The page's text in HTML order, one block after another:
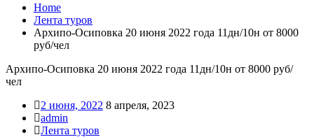
Home
Лента туров
Архипо-Осиповка 20 июня 2022 года 11дн/10н от 8000
руб/чел
Архипо-Осиповка 20 июня 2022 года 11дн/10н от 8000 руб/
чел
2 июня, 2022 8 апреля, 2023
admin
Лента туров